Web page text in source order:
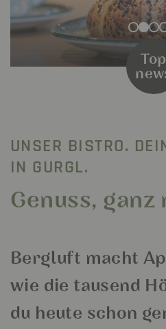
Top
UNSER BISTRO.
IN GURGL.
Genuss,
Bergluft macht
wie die tausend
du heute schon